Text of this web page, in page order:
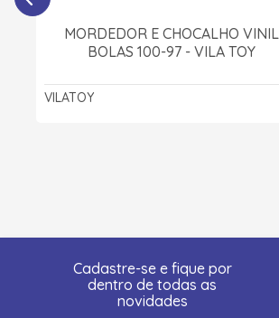
MORDEDOR E CHOCALHO VINIL
BOLAS 100-97 - VILA TOY
VILATOY
Cadastre-se e fique por
dentro de todas as
novidades